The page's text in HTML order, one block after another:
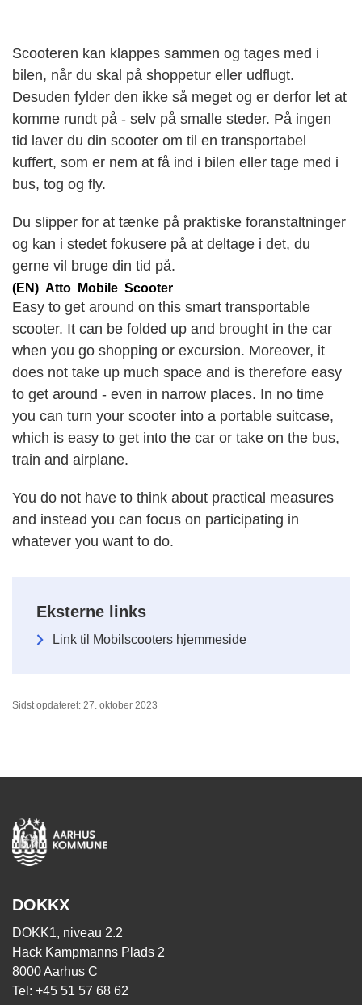
Scooteren kan klappes sammen og tages med i
bilen, når du skal på shoppetur eller udflugt.
Desuden fylder den ikke så meget og er derfor let at
komme rundt på - selv på smalle steder. På ingen
tid laver du din scooter om til en transportabel
kuffert, som er nem at få ind i bilen eller tage med i
bus, tog og fly.
Du slipper for at tænke på praktiske foranstaltninger
og kan i stedet fokusere på at deltage i det, du
gerne vil bruge din tid på.
(EN) Atto Mobile Scooter
Easy to get around on this smart transportable
scooter. It can be folded up and brought in the car
when you go shopping or excursion. Moreover, it
does not take up much space and is therefore easy
to get around - even in narrow places. In no time
you can turn your scooter into a portable suitcase,
which is easy to get into the car or take on the bus,
train and airplane.
You do not have to think about practical measures
and instead you can focus on participating in
whatever you want to do.
Eksterne links
Link til Mobilscooters hjemmeside
Sidst opdateret: 27. oktober 2023
DOKKX
DOKK1, niveau 2.2
Hack Kampmanns Plads 2
8000 Aarhus C
Tel: +45 51 57 68 62